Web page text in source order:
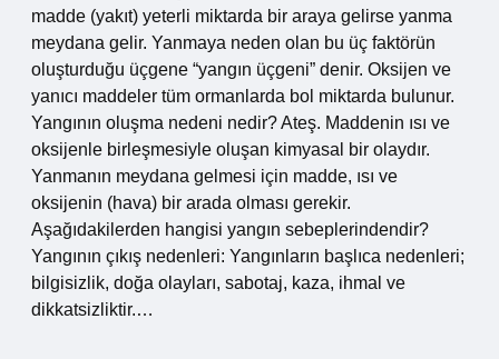
madde (yakıt) yeterli miktarda bir araya gelirse yanma
meydana gelir. Yanmaya neden olan bu üç faktörün
oluşturduğu üçgene “yangın üçgeni” denir. Oksijen ve
yanıcı maddeler tüm ormanlarda bol miktarda bulunur.
Yangının oluşma nedeni nedir? Ateş. Maddenin ısı ve
oksijenle birleşmesiyle oluşan kimyasal bir olaydır.
Yanmanın meydana gelmesi için madde, ısı ve
oksijenin (hava) bir arada olması gerekir.
Aşağıdakilerden hangisi yangın sebeplerindendir?
Yangının çıkış nedenleri: Yangınların başlıca nedenleri;
bilgisizlik, doğa olayları, sabotaj, kaza, ihmal ve
dikkatsizliktir.…